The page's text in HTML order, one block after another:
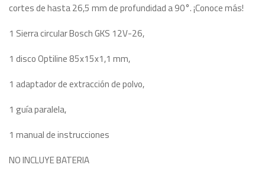
cortes de hasta 26,5 mm de profundidad a 90°. ¡Conoce más!
1 Sierra circular Bosch GKS 12V-26,
1 disco Optiline 85x15x1,1 mm,
1 adaptador de extracción de polvo,
1 guía paralela,
1 manual de instrucciones
NO INCLUYE BATERIA